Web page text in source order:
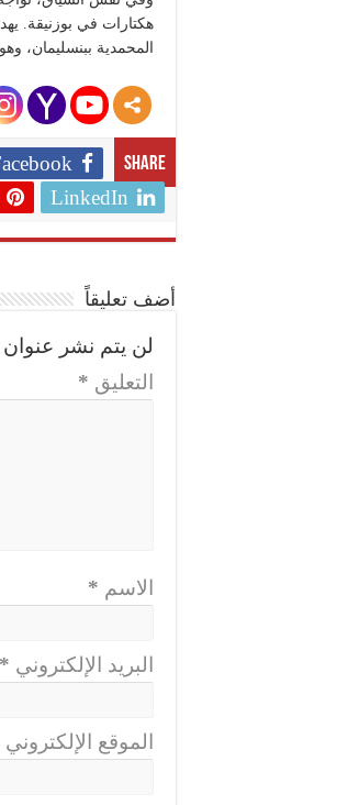
هكتارات في بوزنيقة.
المحمدية ببنسليمان،
Share
LinkedIn
أضف تعليقاً
لن يتم نشر عنوان
التعليق *
الاسم *
البريد الإلكتروني *
الموقع الإلكتروني